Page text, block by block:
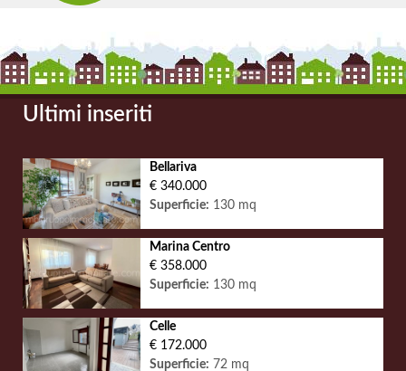
Ultimi inseriti
Bellariva
€ 340.000
Superficie: 130 mq
Marina Centro
€ 358.000
Superficie: 130 mq
Celle
€ 172.000
Superficie: 72 mq